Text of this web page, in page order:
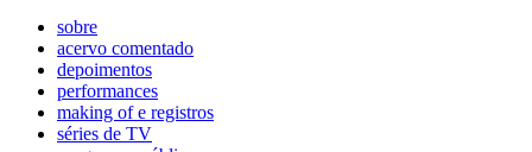
sobre
acervo comentado
depoimentos
performances
making of e registros
séries de TV